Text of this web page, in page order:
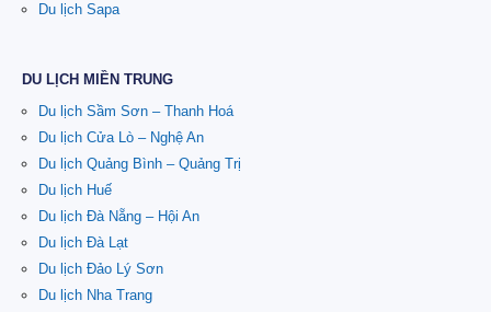
Du lịch Sapa
DU LỊCH MIỀN TRUNG
Du lịch Sầm Sơn – Thanh Hoá
Du lịch Cửa Lò – Nghệ An
Du lịch Quảng Bình – Quảng Trị
Du lịch Huế
Du lịch Đà Nẵng – Hội An
Du lịch Đà Lạt
Du lịch Đảo Lý Sơn
Du lịch Nha Trang